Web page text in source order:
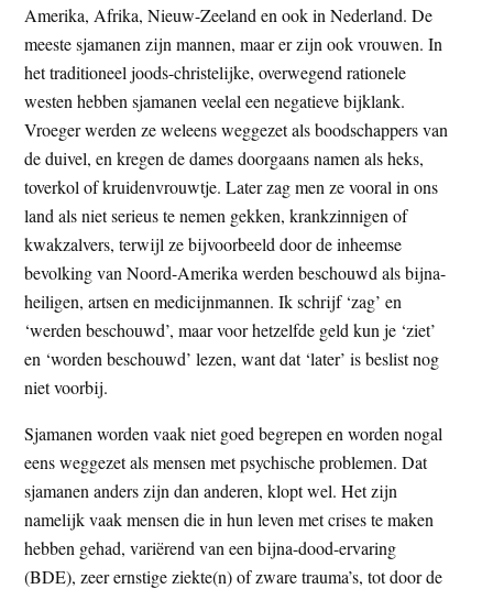
Amerika, Afrika, Nieuw-Zeeland en ook in Nederland. De
meeste sjamanen zijn mannen, maar er zijn ook vrouwen. In
het traditioneel joods-christelijke, overwegend rationele
westen hebben sjamanen veelal een negatieve bijklank.
Vroeger werden ze weleens weggezet als boodschappers van
de duivel, en kregen de dames doorgaans namen als heks,
toverkol of kruidenvrouwtje. Later zag men ze vooral in ons
land als niet serieus te nemen gekken, krankzinnigen of
kwakzalvers, terwijl ze bijvoorbeeld door de inheemse
bevolking van Noord-Amerika werden beschouwd als bijna-
heiligen, artsen en medicijnmannen. Ik schrijf ‘zag’ en
‘werden beschouwd’, maar voor hetzelfde geld kun je ‘ziet’
en ‘worden beschouwd’ lezen, want dat ‘later’ is beslist nog
niet voorbij.
Sjamanen worden vaak niet goed begrepen en worden nogal
eens weggezet als mensen met psychische problemen. Dat
sjamanen anders zijn dan anderen, klopt wel. Het zijn
namelijk vaak mensen die in hun leven met crises te maken
hebben gehad, variërend van een bijna-dood-ervaring
(BDE), zeer ernstige ziekte(n) of zware trauma’s, tot door de